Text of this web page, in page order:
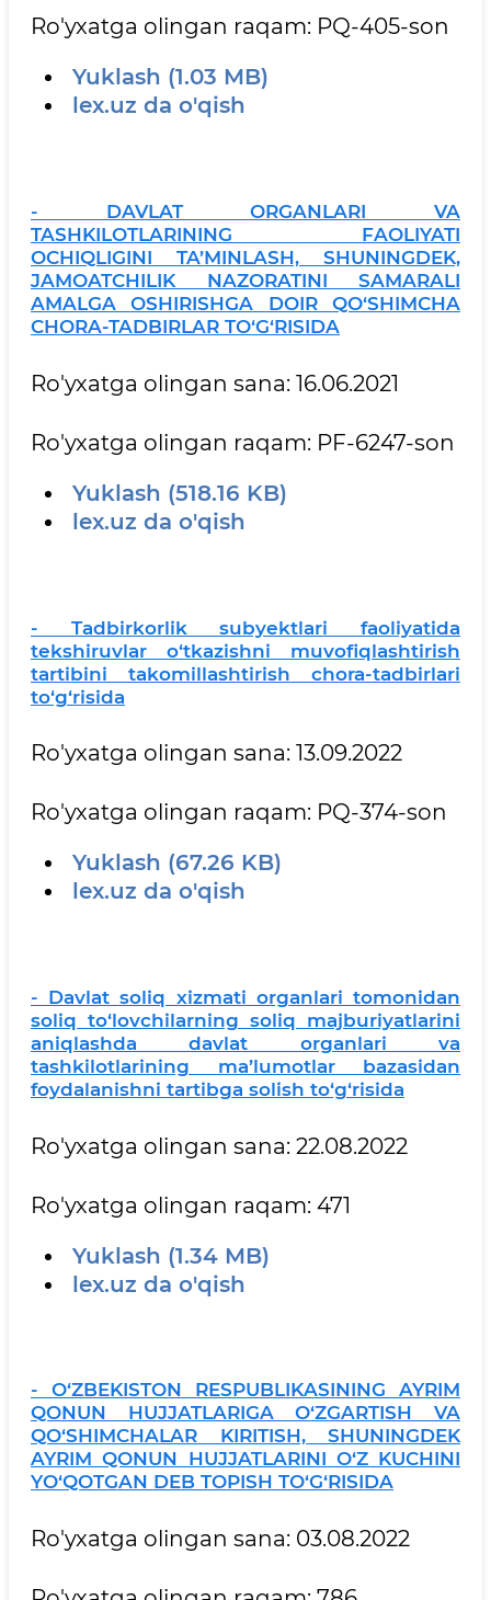
Ro'yxatga olingan raqam: PQ-405-son
Yuklash (1.03 MB)
lex.uz da o'qish
- DAVLAT ORGANLARI VA
TASHKILOTLARINING FAOLIYATI
OCHIQLIGINI TA’MINLASH, SHUNINGDEK,
JAMOATCHILIK NAZORATINI SAMARALI
AMALGA OSHIRISHGA DOIR QO‘SHIMCHA
CHORA-TADBIRLAR TO‘G‘RISIDA
Ro'yxatga olingan sana: 16.06.2021
Ro'yxatga olingan raqam: PF-6247-son
Yuklash (518.16 KB)
lex.uz da o'qish
- Tadbirkorlik subyektlari faoliyatida
tekshiruvlar o‘tkazishni muvofiqlashtirish
tartibini takomillashtirish chora-tadbirlari
to‘g‘risida
Ro'yxatga olingan sana: 13.09.2022
Ro'yxatga olingan raqam: PQ-374-son
Yuklash (67.26 KB)
lex.uz da o'qish
- Davlat soliq xizmati organlari tomonidan
soliq to‘lovchilarning soliq majburiyatlarini
aniqlashda davlat organlari va
tashkilotlarining ma’lumotlar bazasidan
foydalanishni tartibga solish to‘g‘risida
Ro'yxatga olingan sana: 22.08.2022
Ro'yxatga olingan raqam: 471
Yuklash (1.34 MB)
lex.uz da o'qish
- O‘ZBEKISTON RESPUBLIKASINING AYRIM
QONUN HUJJATLARIGA O‘ZGARTISH VA
QO‘SHIMCHALAR KIRITISH, SHUNINGDEK
AYRIM QONUN HUJJATLARINI O‘Z KUCHINI
YO‘QOTGAN DEB TOPISH TO‘G‘RISIDA
Ro'yxatga olingan sana: 03.08.2022